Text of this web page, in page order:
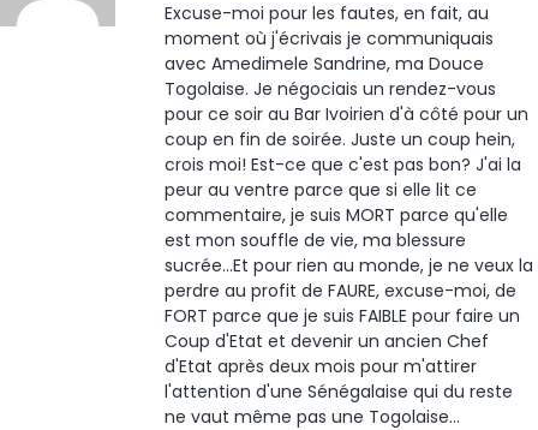
Excuse-moi pour les fautes, en fait, au
moment où j'écrivais je communiquais
avec Amedimele Sandrine, ma Douce
Togolaise. Je négociais un rendez-vous
pour ce soir au Bar Ivoirien d'à côté pour un
coup en fin de soirée. Juste un coup hein,
crois moi! Est-ce que c'est pas bon? J'ai la
peur au ventre parce que si elle lit ce
commentaire, je suis MORT parce qu'elle
est mon souffle de vie, ma blessure
sucrée...Et pour rien au monde, je ne veux la
perdre au profit de FAURE, excuse-moi, de
FORT parce que je suis FAIBLE pour faire un
Coup d'Etat et devenir un ancien Chef
d'Etat après deux mois pour m'attirer
l'attention d'une Sénégalaise qui du reste
ne vaut même pas une Togolaise...